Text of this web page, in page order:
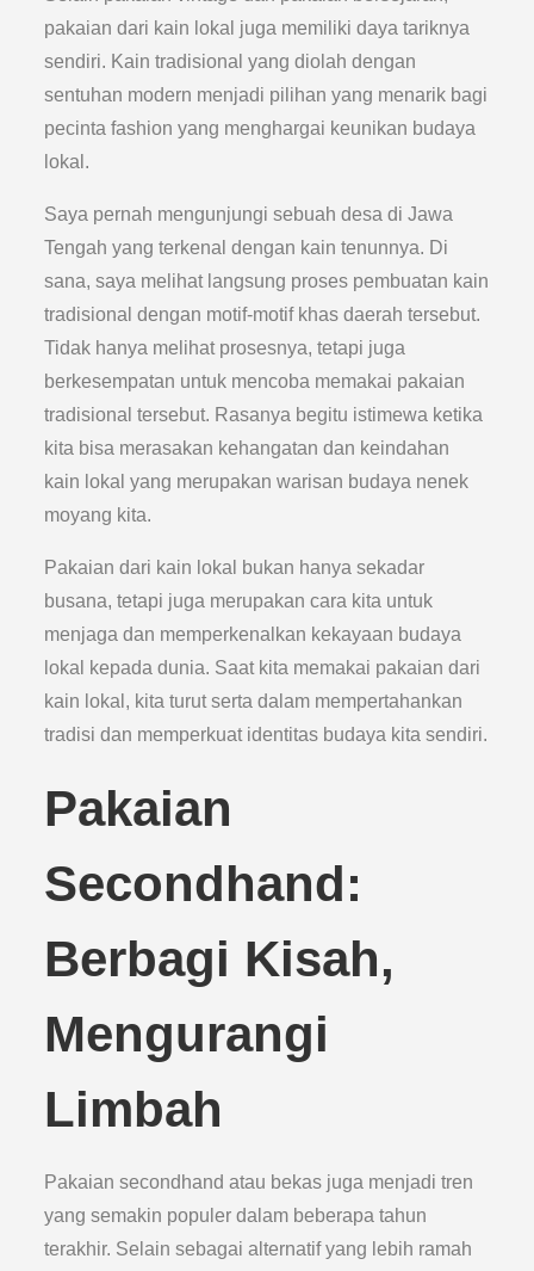
pakaian dari kain lokal juga memiliki daya tariknya
sendiri. Kain tradisional yang diolah dengan
sentuhan modern menjadi pilihan yang menarik bagi
pecinta fashion yang menghargai keunikan budaya
lokal.
Saya pernah mengunjungi sebuah desa di Jawa
Tengah yang terkenal dengan kain tenunnya. Di
sana, saya melihat langsung proses pembuatan kain
tradisional dengan motif-motif khas daerah tersebut.
Tidak hanya melihat prosesnya, tetapi juga
berkesempatan untuk mencoba memakai pakaian
tradisional tersebut. Rasanya begitu istimewa ketika
kita bisa merasakan kehangatan dan keindahan
kain lokal yang merupakan warisan budaya nenek
moyang kita.
Pakaian dari kain lokal bukan hanya sekadar
busana, tetapi juga merupakan cara kita untuk
menjaga dan memperkenalkan kekayaan budaya
lokal kepada dunia. Saat kita memakai pakaian dari
kain lokal, kita turut serta dalam mempertahankan
tradisi dan memperkuat identitas budaya kita sendiri.
Pakaian
Secondhand:
Berbagi Kisah,
Mengurangi
Limbah
Pakaian secondhand atau bekas juga menjadi tren
yang semakin populer dalam beberapa tahun
terakhir. Selain sebagai alternatif yang lebih ramah